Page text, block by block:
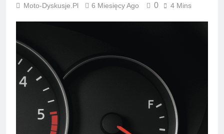
Moto-Dyskusje.pl 6 Miesięcy Ago 0 4 Mins